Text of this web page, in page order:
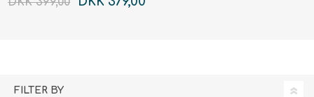
FILTER BY